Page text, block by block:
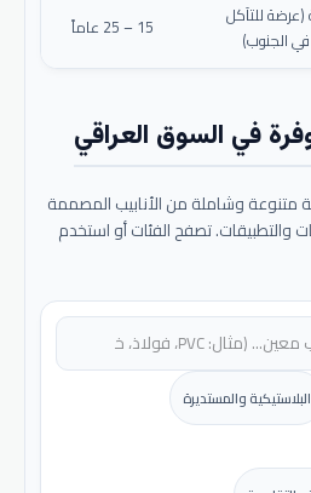
للتآكل
في الجنوب)
15 – 25 عاماً
في السوق العراقي
وشاملة من الأنابيب المصممة
والتطبيقات. تصفح الفئات أو استخدم
البلاستيكية والمستديرة